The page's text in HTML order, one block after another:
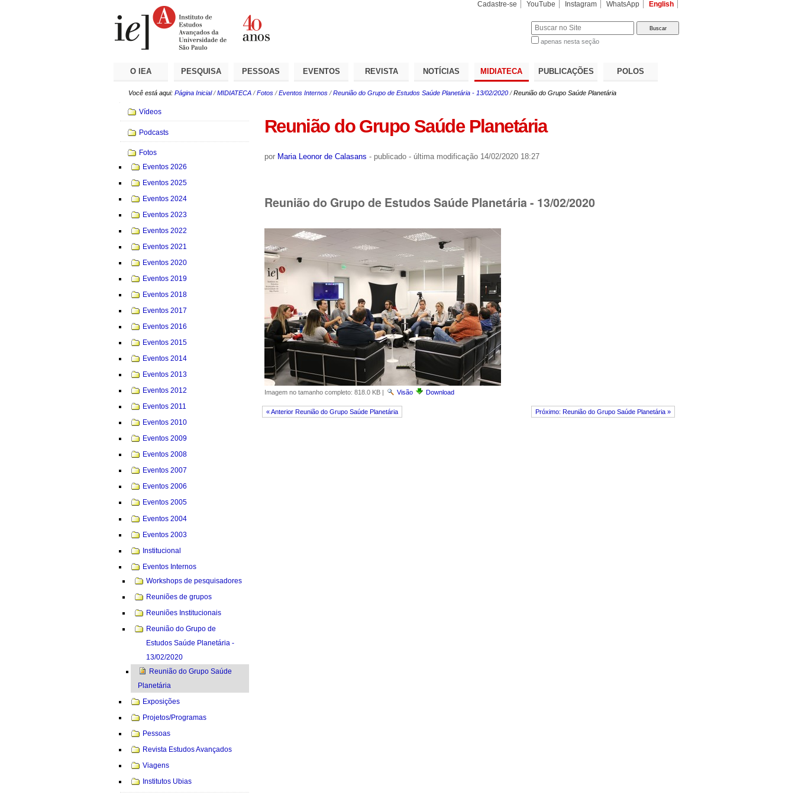
Cadastre-se YouTube Instagram WhatsApp English
apenas nesta seção
O IEA PESQUISA PESSOAS EVENTOS REVISTA NOTÍCIAS MIDIATECA PUBLICAÇÕES POLOS
Você está aqui: Página Inicial /MIDIATECA /Fotos /Eventos Internos /Reunião do Grupo de Estudos Saúde Planetária - 13/02/2020 /Reunião do Grupo Saúde Planetária
Reunião do Grupo Saúde Planetária
por Maria Leonor de Calasans - publicado - última modificação14/02/2020 18:27
Reunião do Grupo de Estudos Saúde Planetária - 13/02/2020
Imagem no tamanho completo: 818.0 KB| Visão Download
« Anterior Reunião do Grupo Saúde Planetária Próximo: Reunião do Grupo Saúde Planetária »
Navegação
Vídeos
Podcasts
Fotos
Eventos 2026
Eventos 2025
Eventos 2024
Eventos 2023
Eventos 2022
Eventos 2021
Eventos 2020
Eventos 2019
Eventos 2018
Eventos 2017
Eventos 2016
Eventos 2015
Eventos 2014
Eventos 2013
Eventos 2012
Eventos 2011
Eventos 2010
Eventos 2009
Eventos 2008
Eventos 2007
Eventos 2006
Eventos 2005
Eventos 2004
Eventos 2003
Institucional
Eventos Internos
Workshops de pesquisadores
Reuniões de grupos
Reuniões Institucionais
Reunião do Grupo de
Estudos Saúde Planetária -
13/02/2020
Reunião do Grupo Saúde
Planetária
Exposições
Projetos/Programas
Pessoas
Revista Estudos Avançados
Viagens
Institutos Ubias